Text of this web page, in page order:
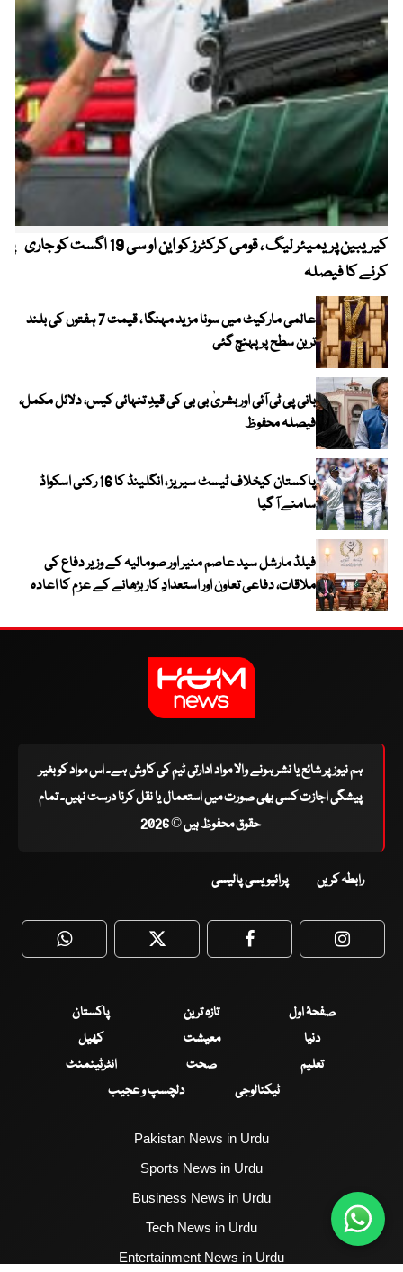
کیریبین پریمیئر لیگ ، قومی کرکٹرز کو این او سی 19 اگست کو جاری
کرنے کا فیصلہ
عالمی مارکیٹ میں سونا مزید مہنگا ، قیمت 7 ہفتوں کی بلند
ترین سطح پر پہنچ گئی
بانی پی ٹی آئی اور بشریٰ بی بی کی قیدِ تنہائی کیس، دلائل مکمل،
فیصلہ محفوظ
پاکستان کیخلاف ٹیسٹ سیریز ، انگلینڈ کا 16 رکنی اسکواڈ
سامنے آ گیا
فیلڈ مارشل سید عاصم منیر اور صومالیہ کے وزیر دفاع کی
ملاقات، دفاعی تعاون اور استعدادِ کار بڑھانے کے عزم کا اعادہ
ہم نیوز پر شائع یا نشر ہونے والا مواد ادارتی ٹیم کی کاوش ہے۔ اس مواد کو بغیر
پیشگی اجازت کسی بھی صورت میں استعمال یا نقل کرنا درست نہیں۔ تمام
حقوق محفوظ ہیں © 2026
رابطہ کریں پرائیویسی پالیسی
WhatsApp Twitter Facebook
صفحۂ اول تازہ ترین
پاکستان
دنیا
معیشت
کھیل
تعلیم
صحت
انٹرٹینمنٹ
ٹیکنالوجی
دلچسپ و عجیب
Pakistan News in Urdu
Sports News in Urdu
Business News in Urdu
Tech News in Urdu
Entertainment News in Urdu